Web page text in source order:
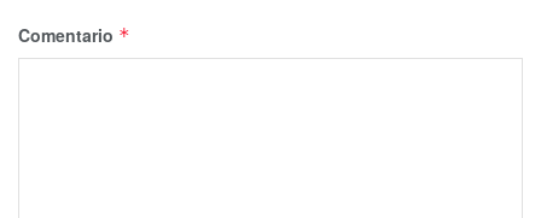
Comentario *